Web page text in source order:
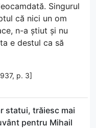
Singurul
că nici un om
n-a știut și nu
e destul ca să
p. 3]
statui, trăiesc mai
pentru Mihail